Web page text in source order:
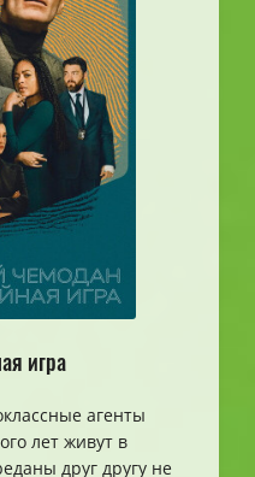
игра
агенты
лет живут в
друг другу не